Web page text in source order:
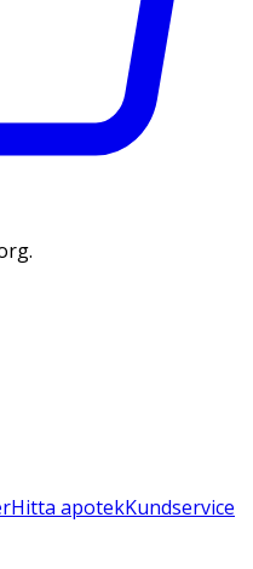
Hitta apotekKundservice